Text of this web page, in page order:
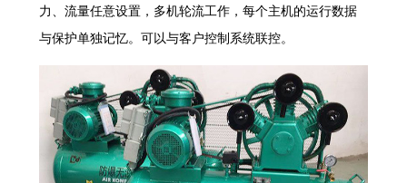
力、流量任意设置，多机轮流工作，每个主机的运行数据
与保护单独记忆。可以与客户控制系统联控。